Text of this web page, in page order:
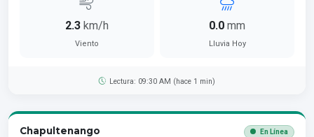
2.3 km/h
Viento
0.0 mm
Lluvia Hoy
Lectura: 09:30 AM (hace 1 min)
Chapultenango En Línea